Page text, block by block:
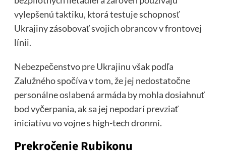
vylepšenú taktiku, ktorá testuje schopnosť
Ukrajiny zásobovať svojich obrancov v frontovej
línii.
Nebezpečenstvo pre Ukrajinu však podľa
Zalužného spočíva v tom, že jej nedostatočne
personálne oslabená armáda by mohla dosiahnuť
bod vyčerpania, ak sa jej nepodarí prevziať
iniciatívu vo vojne s high-tech dronmi.
Prekročenie Rubikonu